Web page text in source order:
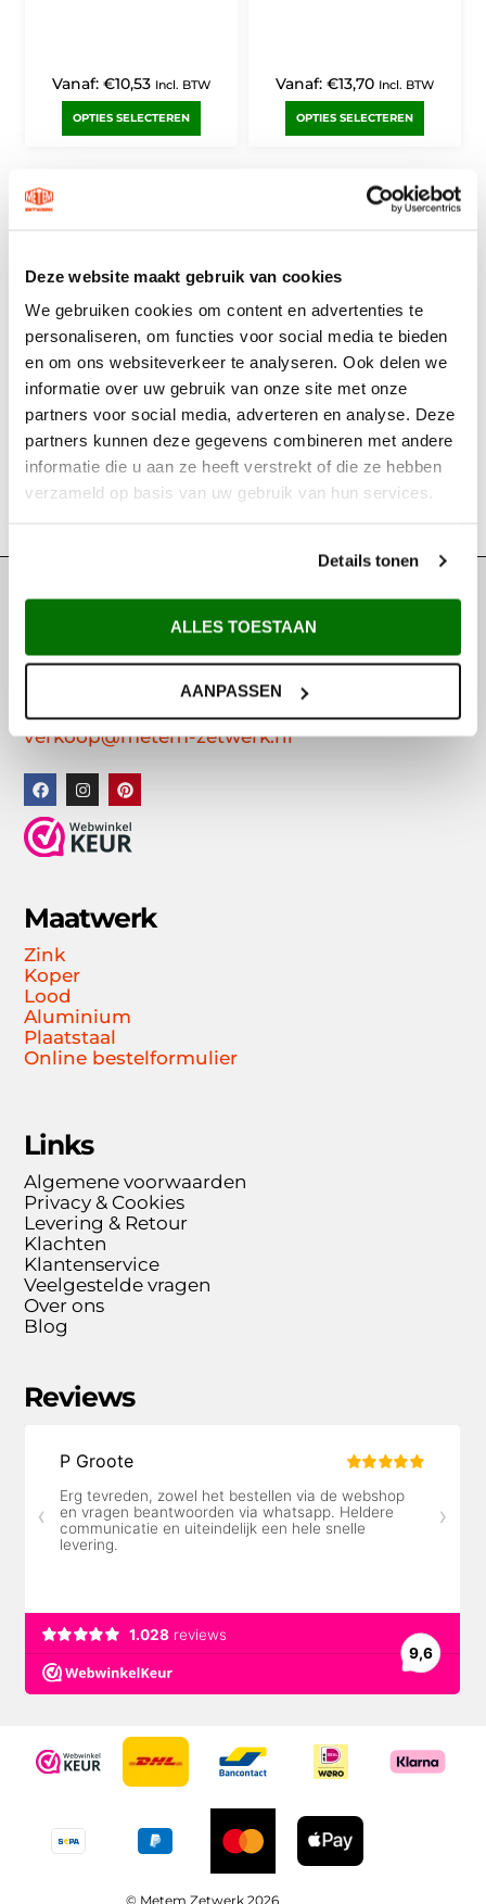
Deze website maakt gebruik van cookies
We gebruiken cookies om content en advertenties te
personaliseren, om functies voor social media te bieden
en om ons websiteverkeer te analyseren. Ook delen we
informatie over uw gebruik van onze site met onze
partners voor social media, adverteren en analyse. Deze
partners kunnen deze gegevens combineren met andere
informatie die u aan ze heeft verstrekt of die ze hebben
verzameld op basis van uw gebruik van hun services.
Details tonen
ALLES TOESTAAN
AANPASSEN
Vanaf:€10,53 Incl. BTW
OPTIES SELECTEREN
Vanaf: €13,70 Incl. BTW
OPTIES SELECTEREN
Zinken plint slate
Metem Zetwerk
3953 HA – Maarsbergen
0343 – 745260
verkoop@metem-zetwerk.nl
Maatwerk
Zink
Koper
Lood
Aluminium
Plaatstaal
Online bestelformulier
Links
Algemene voorwaarden
Privacy & Cookies
Levering & Retour
Klachten
Klantenservice
Veelgestelde vragen
Over ons
Blog
Reviews
© Metem Zetwerk 2026